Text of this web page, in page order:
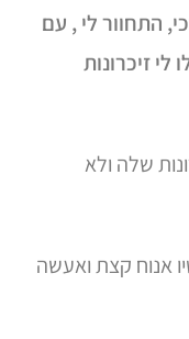
התחוור לי , עם
זיכרונות
שלה ולא
אנוח קצת ואעשה